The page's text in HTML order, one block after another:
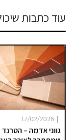
עוד כתבות
|
17/02/2026
גווני אדמה – הטרנד